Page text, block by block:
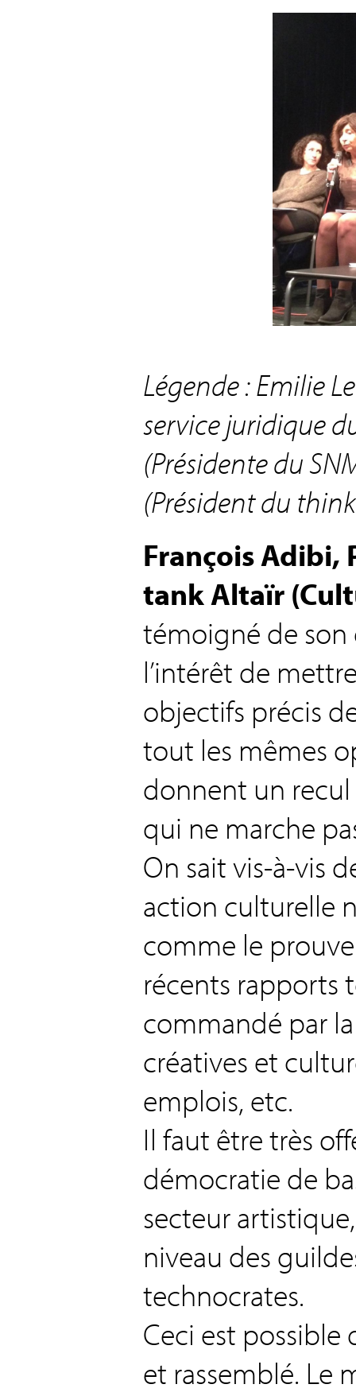
Légende : Emilie
service juridique
(Présidente du
(Président du
François Adibi,
tank Altaïr
témoigné de
l’intérêt de
objectifs précis
tout les mêmes
donnent un
qui ne marche
On sait vis-à-vis
action culturelle
comme le
récents rapports
commandé par
créatives et
emplois, etc.
Il faut être très
démocratie de
secteur
niveau des
technocrates.
Ceci est
et rassemblé. Le